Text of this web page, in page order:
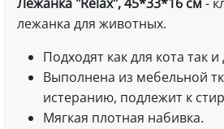
лежанка для животных.
Подходят как для кота так
Выполнена из мебельной
истеранию, подлежит к
Мягкая плотная набивка.